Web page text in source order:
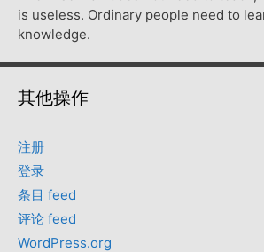
is useless. Ordinary people need to
knowledge.
其他操作
注册
登录
条目 feed
评论 feed
WordPress.org